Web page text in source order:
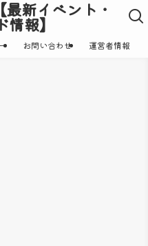
新イベント・
報】
お問い合わせ 運営者情報